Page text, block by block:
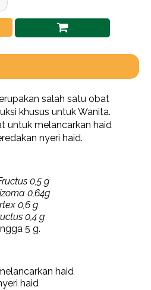
salah satu obat
khusus untuk Wanita.
untuk melancarkan haid
nyeri haid.
0,5 g
0,64g
0,6 g
0,4 g
5 g.
haid
haid